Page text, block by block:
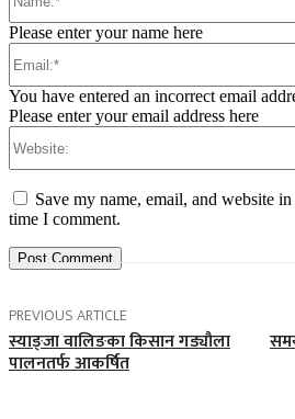
Please enter your name here
You have entered an incorrect email
Please enter your email address here
Save my name, email, and website
time I comment.
PREVIOUS ARTICLE
स्याङ्जा वालिङका किसान गड्यौला
पालनतर्फ आकर्षित